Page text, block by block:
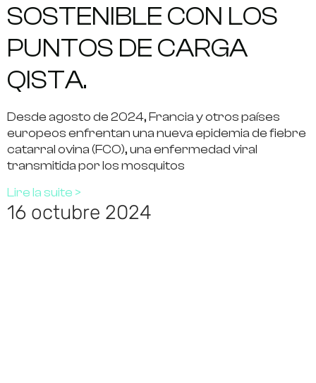
SOSTENIBLE CON LOS
PUNTOS DE CARGA
QISTA.
Desde agosto de 2024, Francia y otros países
europeos enfrentan una nueva epidemia de fiebre
catarral ovina (FCO), una enfermedad viral
transmitida por los mosquitos
Lire la suite >
16 octubre 2024